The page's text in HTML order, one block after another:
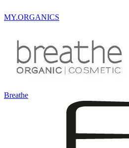
MY.ORGANICS
Breathe